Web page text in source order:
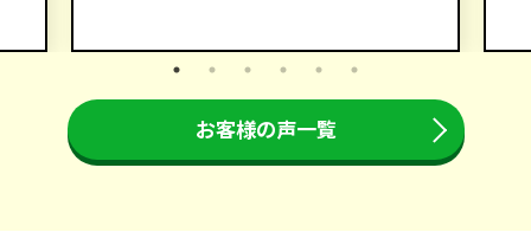
お客様の声一覧